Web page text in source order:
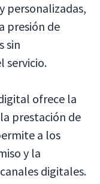
personalizadas,
presión de
sin
servicio.
ofrece la
prestación de
a los
y la
digitales.